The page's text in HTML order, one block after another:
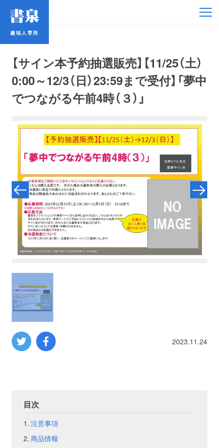
趣味人専用
【サイン本予約抽選販売】【11/25（土）
0:00～12/3（日）23:59まで受付】「夢中
でつながる午前4時（３）」
2023.11.24
目次
注意事項
商品情報
趣味人専用
鉄道・バス
占い
プロレス
数学
コンピューター
ミリタリー
その他
フェア
会社概要